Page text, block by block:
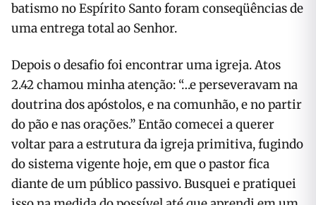
batismo no Espírito Santo foram conseqüências de
uma entrega total ao Senhor.
Depois o desafio foi encontrar uma igreja. Atos
2.42 chamou minha atenção: “…e perseveravam na
doutrina dos apóstolos, e na comunhão, e no partir
do pão e nas orações.” Então comecei a querer
voltar para a estrutura da igreja primitiva, fugindo
do sistema vigente hoje, em que o pastor fica
diante de um público passivo. Busquei e pratiquei